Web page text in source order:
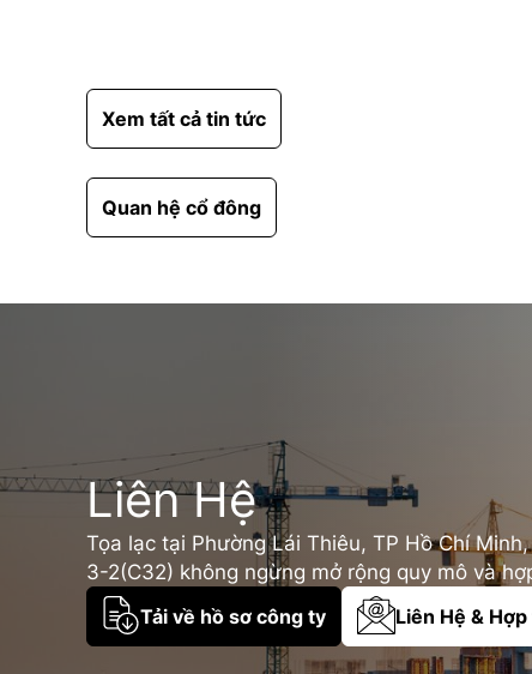
Xem tất cả tin tức
Quan hệ cổ đông
Liên Hệ
Tọa lạc tại Phường Lái Thiêu, TP Hồ Chí
3-2(C32) không ngừng mở rộng quy mô và
Tải về hồ sơ công ty
Liên Hệ &